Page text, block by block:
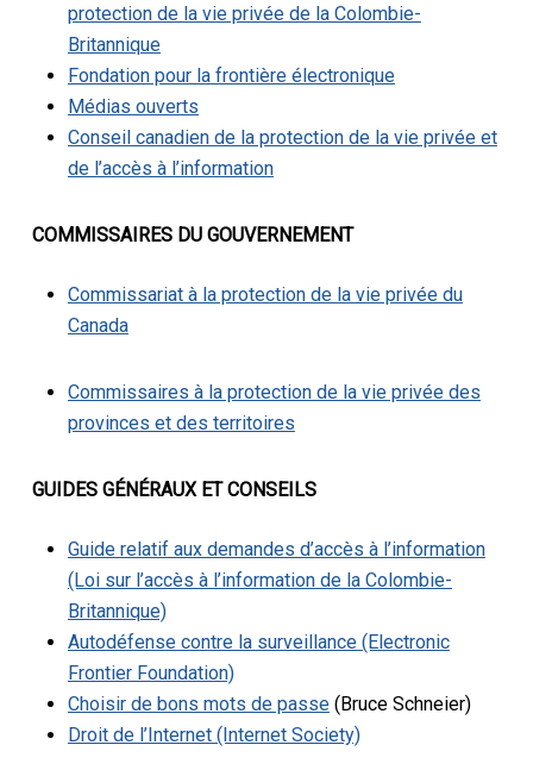
protection de la vie privée de la Colombie-
Britannique
Fondation pour la frontière électronique
Médias ouverts
Conseil canadien de la protection de la vie privée et
de l’accès à l’information
COMMISSAIRES DU GOUVERNEMENT
Commissariat à la protection de la vie privée du
Canada
Commissaires à la protection de la vie privée des
provinces et des territoires
GUIDES GÉNÉRAUX ET CONSEILS
Guide relatif aux demandes d’accès à l’information
(Loi sur l’accès à l’information de la Colombie-
Britannique)
Autodéfense contre la surveillance (Electronic
Frontier Foundation)
Choisir de bons mots de passe(Bruce Schneier)
Droit de l’Internet (Internet Society)